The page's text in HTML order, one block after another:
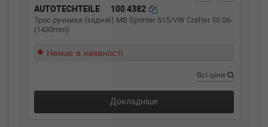
AUTOTECHTEILE 100 4382
Трос ручника (задній) MB Sprinter 515/VW Crafter 50 06-
(1430mm)
Немає в наявності
Всі ціни
Докладніше